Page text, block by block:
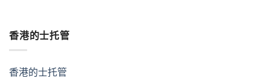
香港的士托管
香港的士托管